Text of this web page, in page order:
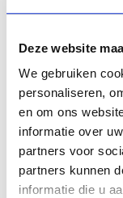
Deze website
We gebruiken
personaliseren,
en om ons
informatie over
partners voor
partners kunnen
informatie die u
Indien er vragen